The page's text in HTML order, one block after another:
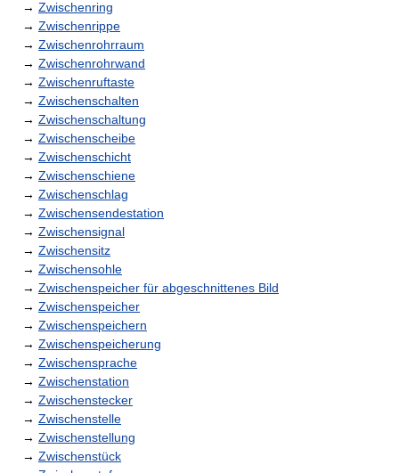
→ Zwischenring
→ Zwischenrippe
→ Zwischenrohrraum
→ Zwischenrohrwand
→ Zwischenruftaste
→ Zwischenschalten
→ Zwischenschaltung
→ Zwischenscheibe
→ Zwischenschicht
→ Zwischenschiene
→ Zwischenschlag
→ Zwischensendestation
→ Zwischensignal
→ Zwischensitz
→ Zwischensohle
→ Zwischenspeicher für abgeschnittenes Bild
→ Zwischenspeicher
→ Zwischenspeichern
→ Zwischenspeicherung
→ Zwischensprache
→ Zwischenstation
→ Zwischenstecker
→ Zwischenstelle
→ Zwischenstellung
→ Zwischenstück